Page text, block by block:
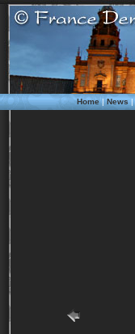
Home|News|